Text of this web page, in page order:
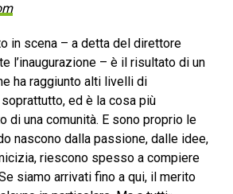
in scena – a detta del direttore
l’inaugurazione – è il risultato di un
ha raggiunto alti livelli di
ed è la cosa più
di una comunità. E sono proprio le
nascono dalla passione, dalle idee,
riescono spesso a compiere
siamo arrivati fino a qui, il merito